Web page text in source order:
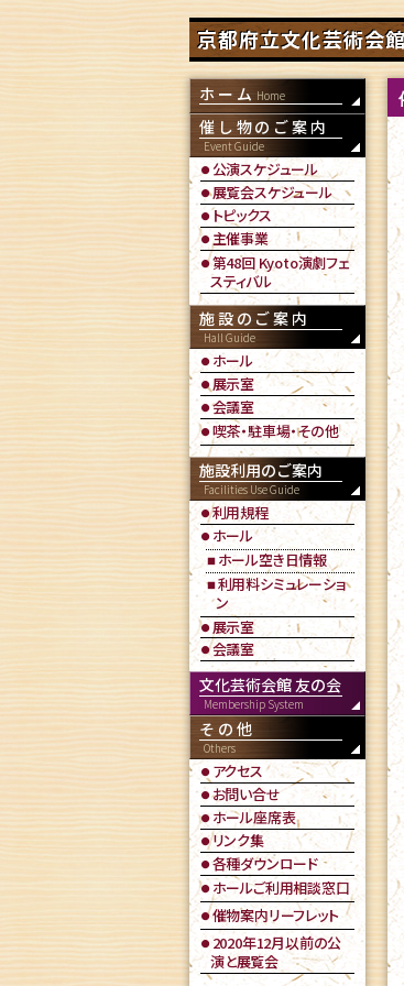
京都府立文化芸術会館
ホーム
催し物のご案内
公演スケジュール
展覧会スケジュール
トピックス
主催事業
第48回 Kyoto演劇フェ
スティバル
施設のご案内
ホール
展示室
会議室
喫茶・駐車場・その他
施設利用のご案内
利用規程
ホール
ホール空き日情報
利用料シミュレーショ
ン
展示室
会議室
文化芸術会館 友の会
その他
アクセス
お問い合せ
ホール座席表
リンク集
各種ダウンロード
ホールご利用相談窓口
催物案内リーフレット
2020年12月以前の公
演と展覧会